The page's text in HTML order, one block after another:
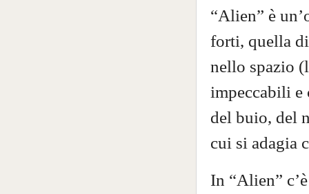
“Alien” è
forti, quella
nello spazio
impeccabili e
del buio, del
cui si adagia
In “Alien”